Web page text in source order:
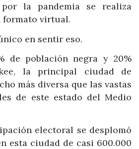
por la pandemia se realiza
formato virtual.
en sentir eso.
de población negra y 20%
la principal ciudad de
más diversa que las vastas
de este estado del Medio
electoral se desplomó
esta ciudad de casi 600.000